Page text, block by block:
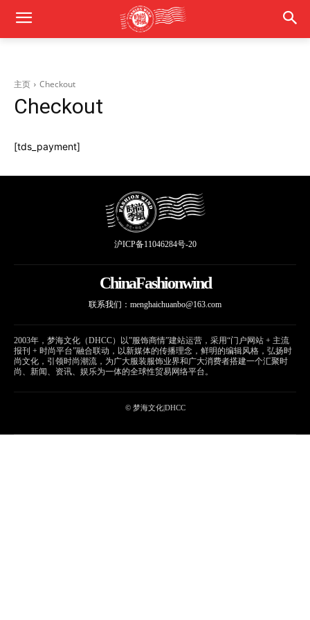
主页 Checkout
Checkout
[tds_payment]
沪ICP备11046284号-20
ChinaFashionwind
联系我们： menghaichuanbo@163.com
2003年，梦海文化（DHCC）以”服饰商情”建站运营，采用“门户网站 + 主流
报刊 + 时尚平台”融合联动，以新媒体的传播理念，鲜明的编辑风格，弘扬时
尚文化，引领时尚潮流，为广大服装服饰业界和广大消费者搭建一个汇聚时
尚、新闻、资讯、娱乐为一体的全球性贸易网络平台。
© 梦海文化|DHCC